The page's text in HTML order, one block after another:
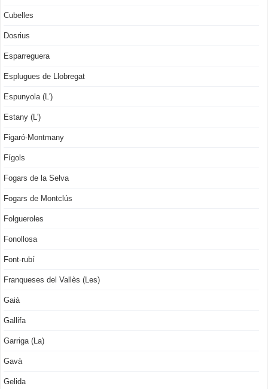
Cubelles
Dosrius
Esparreguera
Esplugues de Llobregat
Espunyola (L')
Estany (L')
Figaró-Montmany
Fígols
Fogars de la Selva
Fogars de Montclús
Folgueroles
Fonollosa
Font-rubí
Franqueses del Vallès (Les)
Gaià
Gallifa
Garriga (La)
Gavà
Gelida